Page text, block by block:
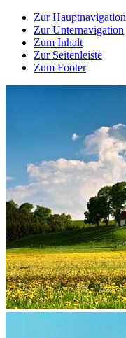
Zur Hauptnavigation
Zur Unternavigation
Zum Inhalt
Zur Seitenleiste
Zum Footer